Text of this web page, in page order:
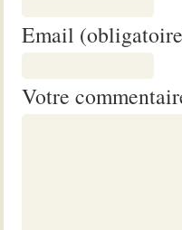
Email
Votre